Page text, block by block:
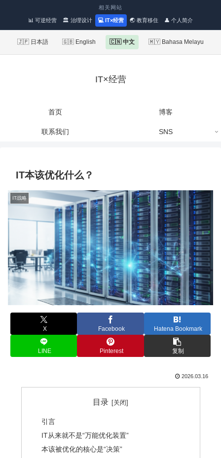
相关网站
📊 可逆经营 🏛 治理设计 💻 IT×经营 🌏 教育移住 👤 个人简介
🇯🇵 日本語 🇬🇧 English 🇨🇳 中文 🇲🇾 Bahasa Melayu
IT×经营
首页 博客
联系我们 SNS
IT本该优化什么？
IT战略
X Facebook Hatena Bookmark
LINE Pinterest 复制
2026.03.16
目录
引言
IT从来就不是“万能优化装置”
本该被优化的核心是“决策”